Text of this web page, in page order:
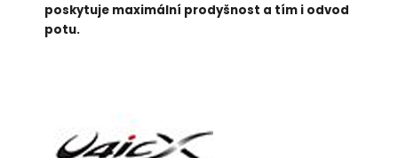
poskytuje maximální prodyšnost a tím i odvod
potu.